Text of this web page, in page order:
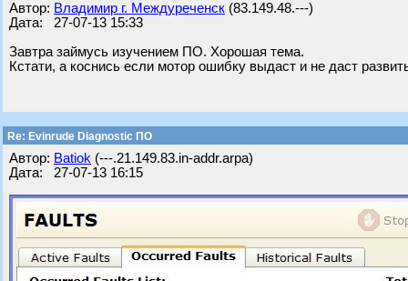
Автор: Владимир г. Междуреченск (83.149.48.---)
Дата: 27-07-13 15:33
Завтра займусь изучением ПО. Хорошая тема.
Кстати, а коснись если мотор ошибку выдаст и не даст
Re: Evinrude Diagnostic ПО
Автор: Batiok (---.21.149.83.in-addr.arpa)
Дата: 27-07-13 16:15